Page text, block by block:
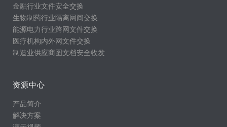
金融行业文件安全交换
生物制药行业隔离网间交换
能源电力行业跨网文件交换
医疗机构内外网文件交换
制造业供应商图文档安全收发
资源中心
产品简介
解决方案